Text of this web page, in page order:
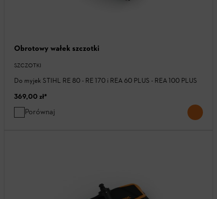
Obrotowy wałek szczotki
SZCZOTKI
Do myjek STIHL RE 80 - RE 170 i REA 60 PLUS - REA 100 PLUS
369,00 zł*
Porównaj